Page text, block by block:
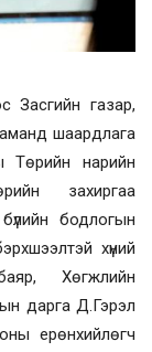
Засгийн газар,
шаардлага
Төрийн нарийн
захиргаа
бодлогын
хүний
Хөгжлийн
дарга Д.Гэрэл
ерөнхийлөгч